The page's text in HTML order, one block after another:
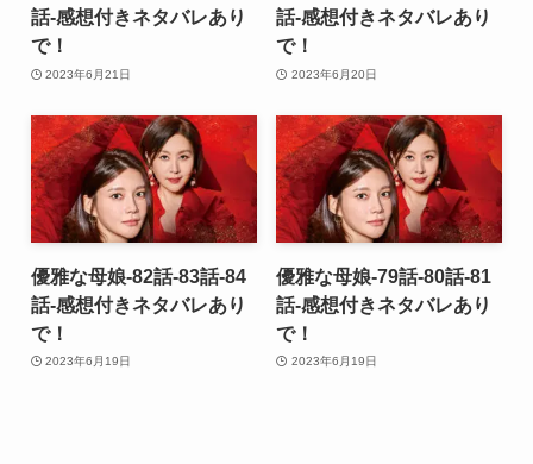
話-感想付きネタバレあり
で！
2023年6月21日
話-感想付きネタバレあり
で！
2023年6月20日
優雅な母娘-82話-83話-84
話-感想付きネタバレあり
で！
2023年6月19日
優雅な母娘-79話-80話-81
話-感想付きネタバレあり
で！
2023年6月19日